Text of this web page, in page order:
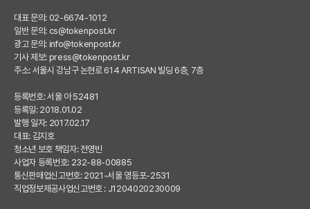
대표 문의: 02-6674-1012
일반 문의: cs@tokenpost.kr
광고 문의: info@tokenpost.kr
기사 제보: press@tokenpost.kr
주소: 서울시 강남구 논현로 614 ARTISAN 빌딩 6층, 7층
등록번호: 서울 아 52481
등록일: 2018.01.02
발행 일자: 2017.02.17
대표: 김지호
청소년 보호 책임자: 전영빈
사업자 등록번호: 232-88-00885
통신판매업신고번호: 2021-서울 영등포-2531
직업정보제공사업신고번호 : J1204020230009